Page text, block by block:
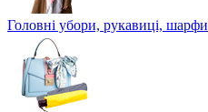
Головні убори, рукавиці, шарфи